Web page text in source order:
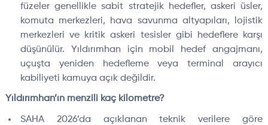
füzeler genellikle sabit stratejik hedefler, askeri üsler,
komuta merkezleri, hava savunma altyapıları, lojistik
merkezleri ve kritik askeri tesisler gibi hedeflere karşı
düşünülür. Yıldırımhan için mobil hedef angajmanı,
uçuşta yeniden hedefleme veya terminal arayıcı
kabiliyeti kamuya açık değildir.
Yıldırımhan’ın menzili kaç kilometre?
SAHA 2026’da açıklanan teknik verilere göre